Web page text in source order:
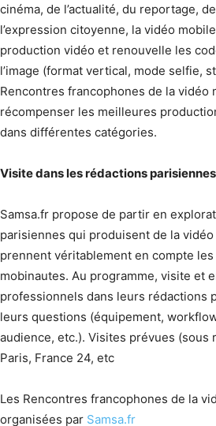
cinéma, de l’actualité, du reportage,
l’expression citoyenne, la vidéo
production vidéo et renouvelle les
l’image (format vertical, mode selfie,
Rencontres francophones de la vidéo
récompenser les meilleures
dans différentes catégories.
Visite dans les rédactions parisiennes
Samsa.fr propose de partir en
parisiennes qui produisent de la
prennent véritablement en compte
mobinautes. Au programme, visite et
professionnels dans leurs rédactions
leurs questions (équipement,
audience, etc.). Visites prévues (sous
Paris, France 24, etc
Les Rencontres francophones de la
organisées par Samsa.fr